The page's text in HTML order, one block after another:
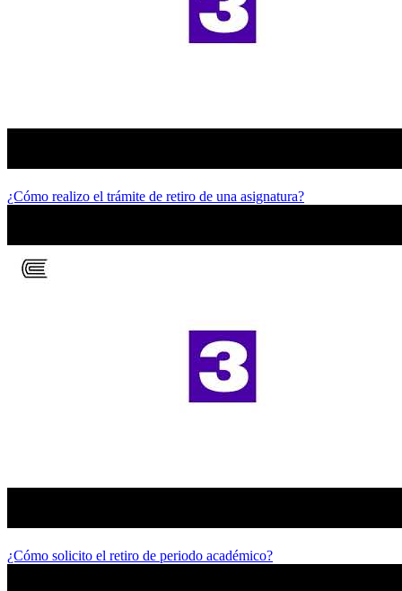
¿Cómo realizo el trámite de retiro de una asignatura?
¿Cómo solicito el retiro de periodo académico?